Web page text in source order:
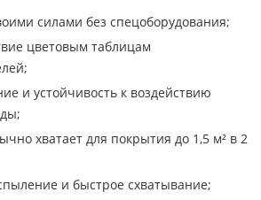
силами без спецоборудования;
цветовым таблицам
и устойчивость к воздействию
хватает для покрытия до 1,5 м² в 2
и быстрое схватывание;